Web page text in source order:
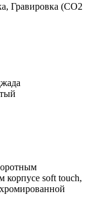
Гравировка (CO2
да
корпусе soft touch,